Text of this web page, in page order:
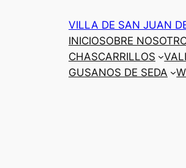
VILLA DE SAN JUAN
INICIOSOBRE
CHASCARRILLOS
GUSANOS DE SEDA